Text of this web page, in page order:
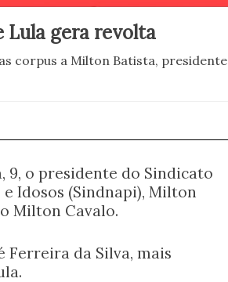
Lula gera revolta
corpus a Milton Batista, presidente
9, o presidente do Sindicato
Idosos (Sindnapi), Milton
Milton Cavalo.
Ferreira da Silva, mais